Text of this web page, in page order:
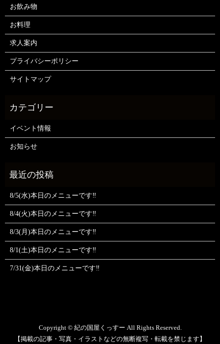
お飲み物
お料理
求人案内
プライバシーポリシー
サイトマップ
イベント情報
お知らせ
8/5(水)本日のメニューです‼️
8/4(火)本日のメニューです‼️
8/3(月)本日のメニューです‼️
8/1(土)本日のメニューです‼️
7/31(金)本日のメニューです‼️
Copyright © 紀の国屋くっすー All Rights Reserved.
【掲載の記事・写真・イラストなどの無断複写・転載を禁じます】